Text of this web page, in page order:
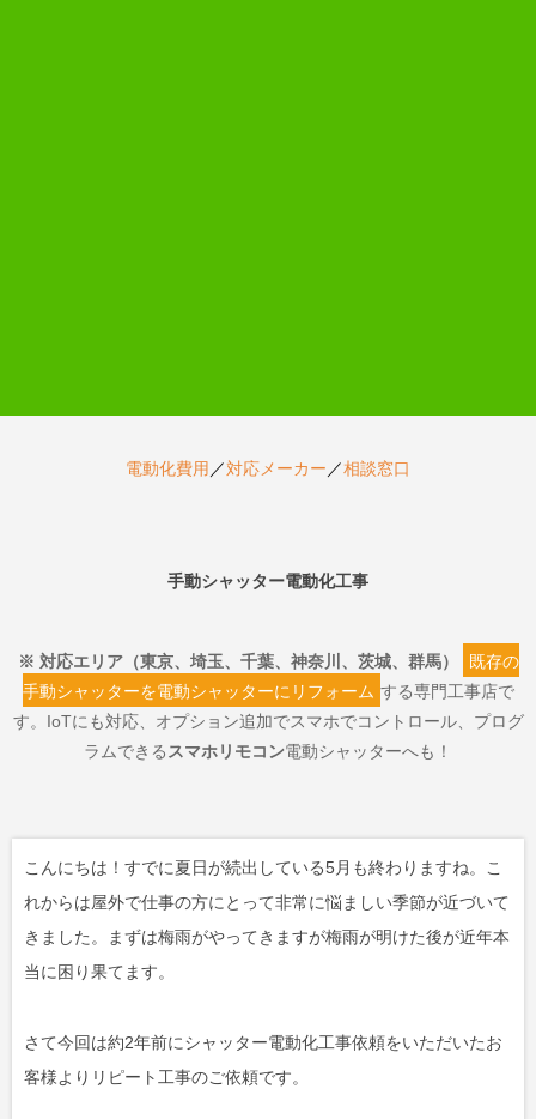
電動化費用 ／対応メーカー／相談窓口
手動シャッター電動化工事
※ 対応エリア（東京、埼玉、千葉、神奈川、茨城、群馬）
既存の
手動シャッターを電動シャッターにリフォーム する専門工事店で
す。IoTにも対応、オプション追加でスマホでコントロール、プログ
ラムできる スマホリモコン電動シャッターへも！
こんにちは！すでに夏日が続出している5月も終わりますね。こ
れからは屋外で仕事の方にとって非常に悩ましい季節が近づいて
きました。まずは梅雨がやってきますが梅雨が明けた後が近年本
当に困り果てます。
さて今回は約2年前にシャッター電動化工事依頼をいただいたお
客様よりリピート工事のご依頼です。